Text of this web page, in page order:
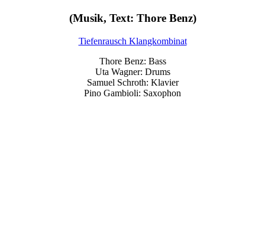
(Musik, Text: Thore Benz)
Tiefenrausch Klangkombinat
Thore Benz: Bass
Uta Wagner: Drums
Samuel Schroth: Klavier
Pino Gambioli: Saxophon